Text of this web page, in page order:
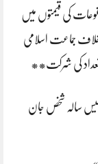
کی قیمتوں میں
جماعت اسلامی
تعداد کی شرکت**
سالہ شخص جان